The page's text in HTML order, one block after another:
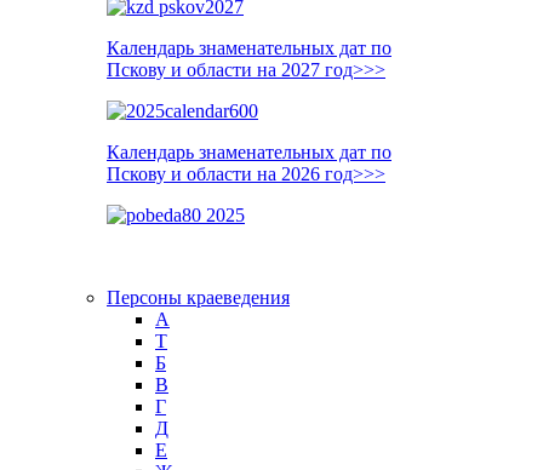
Календарь знаменательных дат по
Пскову и области на 2027 год>>>
Календарь знаменательных дат по
Пскову и области на 2026 год>>>
Персоны краеведения
А
T
Б
В
Г
Д
Е